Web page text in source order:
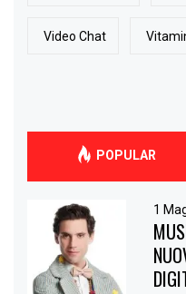
Video Chat
POPULAR
1